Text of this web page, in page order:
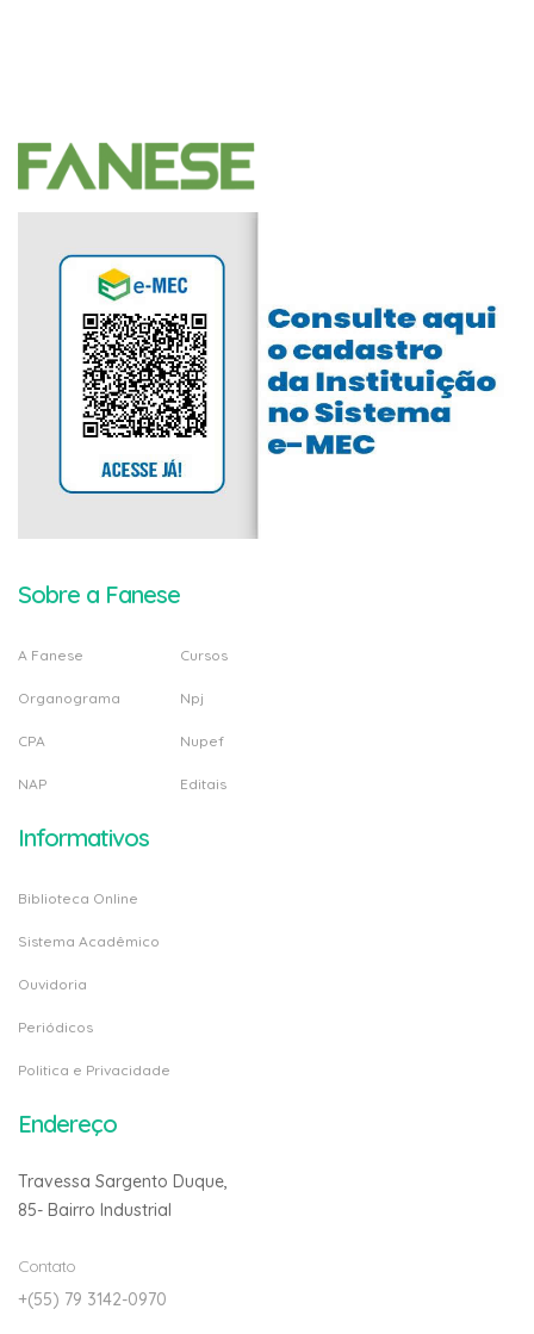
Sobre a Fanese
A Fanese
Organograma
CPA
NAP
Cursos
Npj
Nupef
Editais
Informativos
Biblioteca Online
Sistema Acadêmico
Ouvidoria
Periódicos
Politica e Privacidade
Endereço
Travessa Sargento Duque,
85- Bairro Industrial
Contato
+(55) 79 3142-0970